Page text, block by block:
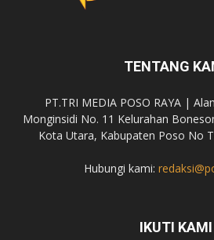
TENTANG
PT.TRI MEDIA POSO RAYA |
Monginsidi No. 11 Kelurahan
Kota Utara, Kabupaten Poso No
Hubungi kami:
IKUTI KAMI